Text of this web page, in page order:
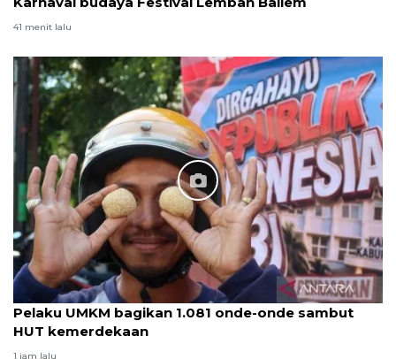
41 menit lalu
Pelaku UMKM bagikan 1.081 onde-onde sambut
HUT kemerdekaan
1 jam lalu